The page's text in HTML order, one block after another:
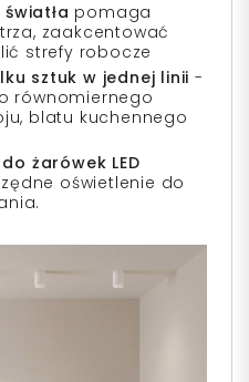
pomaga
zaakcentować
strefy robocze
sztuk w jednej linii -
równomiernego
blatu kuchennego
żarówek LED
oświetlenie do